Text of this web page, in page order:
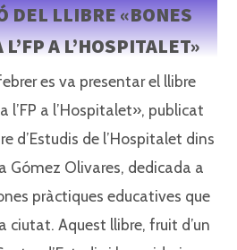
DEL LLIBRE «BONES
A L’HOSPITALET»
es va presentar el llibre
l’FP a l’Hospitalet», publicat
d’Estudis de l’Hospitalet dins
Gómez Olivares, dedicada a
pràctiques educatives que
ciutat. Aquest llibre, fruit d’un